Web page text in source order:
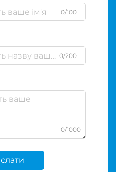
0/100
0/200
0/1000